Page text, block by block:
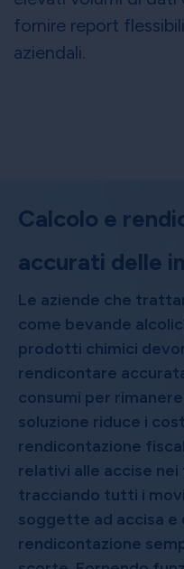
fornire report
aziendali.
Calcolo e
accurati delle
Le aziende che
come bevande
prodotti chimici
rendicontare
consumi per
soluzione riduce i
rendicontazione
relativi alle accise
tracciando tutti i
soggette ad accisa e
rendicontazione